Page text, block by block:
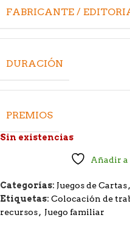
FABRICANTE /
DURACIÓN
PREMIOS
Sin existencias
Añadir a
Categorías: Juegos de Cartas,
Etiquetas: Colocación de
recursos, Juego familiar